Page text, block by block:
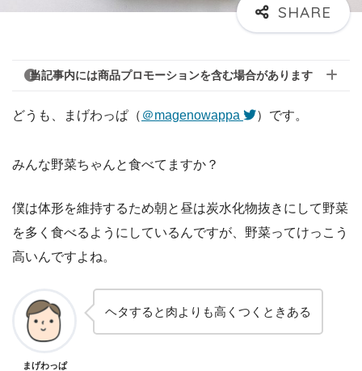
当記事内には商品プロモーションを含む場合があります
どうも、まげわっぱ（ ＠magenowappa ）です。
みんな野菜ちゃんと食べてますか？
僕は体形を維持するため朝と昼は炭水化物抜きにして野菜
を多く食べるようにしているんですが、野菜ってけっこう
高いんですよね。
まげわっぱ
ヘタすると肉よりも高くつくときある